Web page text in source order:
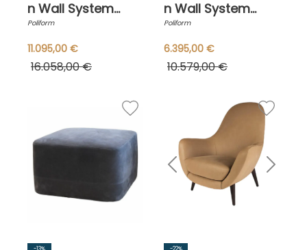
n Wall System
Lack Matt Visione
Beleuchtung
Poliform
11.095,00 €
16.058,00 €
n Wall System
Lack Matt Tortora
Vitrine Rauchglas
Poliform
6.395,00 €
10.579,00 €